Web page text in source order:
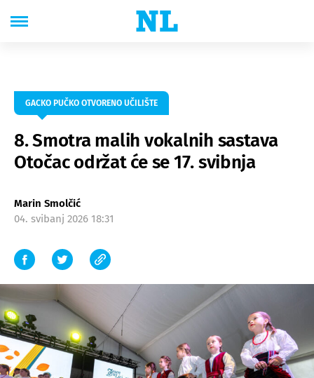
GACKO PUČKO OTVORENO UČILIŠTE
8. Smotra malih vokalnih sastava
Otočac održat će se 17. svibnja
Marin Smolčić
04. svibanj 2026 18:31